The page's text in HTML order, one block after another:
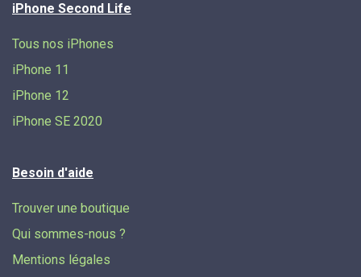
iPhone Second Life
Tous nos iPhones
iPhone 11
iPhone 12
iPhone SE 2020
Besoin d'aide
Trouver une boutique
Qui sommes-nous ?
Mentions légales